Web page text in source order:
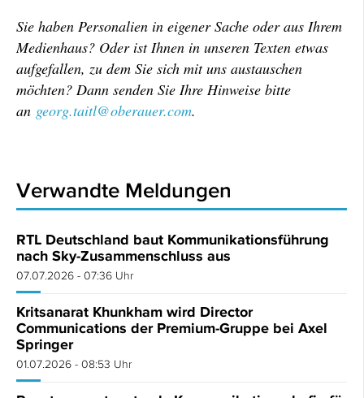
Sie haben Personalien in eigener Sache oder aus Ihrem
Medienhaus? Oder ist Ihnen in unseren Texten etwas
aufgefallen, zu dem Sie sich mit uns austauschen
möchten? Dann senden Sie Ihre Hinweise bitte
an georg.taitl@oberauer.com.
Verwandte Meldungen
RTL Deutschland baut Kommunikationsführung
nach Sky-Zusammenschluss aus
07.07.2026 - 07:36 Uhr
Kritsanarat Khunkham wird Director
Communications der Premium-Gruppe bei Axel
Springer
01.07.2026 - 08:53 Uhr